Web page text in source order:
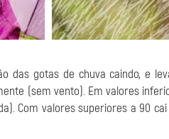
das gotas de chuva caindo, e
(sem vento). Em valores
Com valores superiores a 90